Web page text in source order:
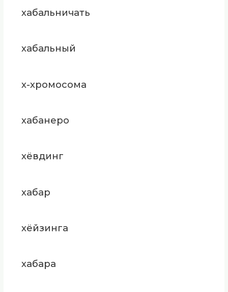
хабальничать
хабальный
х-хромосома
хабанеро
хёвдинг
хабар
хёйзинга
хабара